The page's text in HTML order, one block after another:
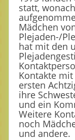
statt,
Mädchen
Plejaden-/
hat mit den
Kontakte
ersten
ihre
und ein
Weitere
noch
und andere.